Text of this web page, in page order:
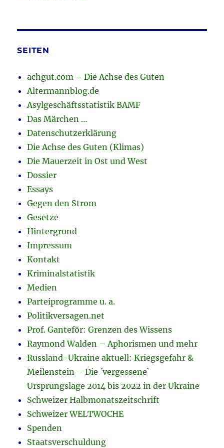
SEITEN
achgut.com – Die Achse des Guten
Altermannblog.de
Asylgeschäftsstatistik BAMF
Das Märchen …
Datenschutzerklärung
Die Achse des Guten (Klimas)
Die Mauerzeit in Ost und West
Dossier
Essays
Gegen den Strom
Gesetze
Hintergrund
Impressum
Kontakt
Kriminalstatistik
Medien
Parteiprogramme u. a.
Politikversagen.net
Prof. Ganteför: Grenzen des Wissens
Raymond Walden – Aphorismen und mehr
Russland-Ukraine aktuell: Kriegsgefahr &
Meilenstein – Die ´vergessene`
Ursprungslage 2014 bis 2022 in der Ukraine
Schweizer Halbmonatszeitschrift
Schweizer WELTWOCHE
Spenden
Staatsverschuldung